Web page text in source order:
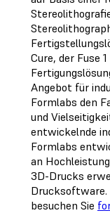
Cure, der Fuse
Angebot für
Formlabs den
und
entwickelnde
Formlabs
an
3D-Drucks
besuchen Sie